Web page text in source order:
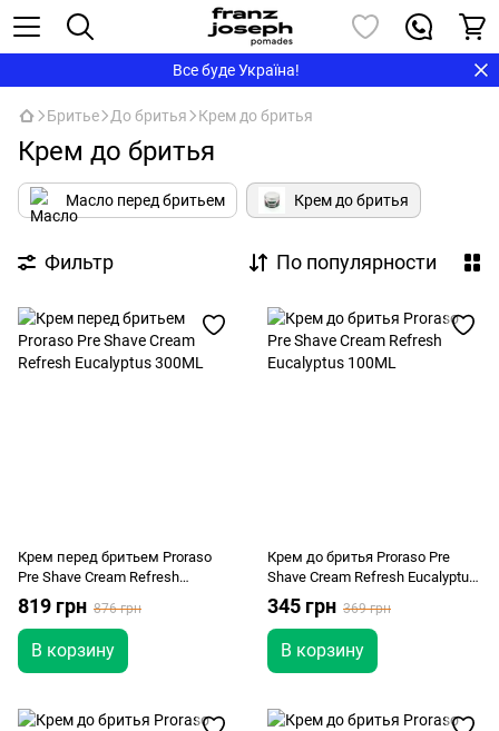
Все буде Україна!
Бритье До бритья Крем до бритья
Крем до бритья
Масло перед бритьем Крем до бритья
Фильтр По популярности
Крем перед бритьем Proraso
Pre Shave Cream Refresh
Eucalyptus 300ML
819 грн 876 грн
В корзину
Крем до бритья Proraso Pre
Shave Cream Refresh Eucalyptus
100ML
345 грн 369 грн
В корзину